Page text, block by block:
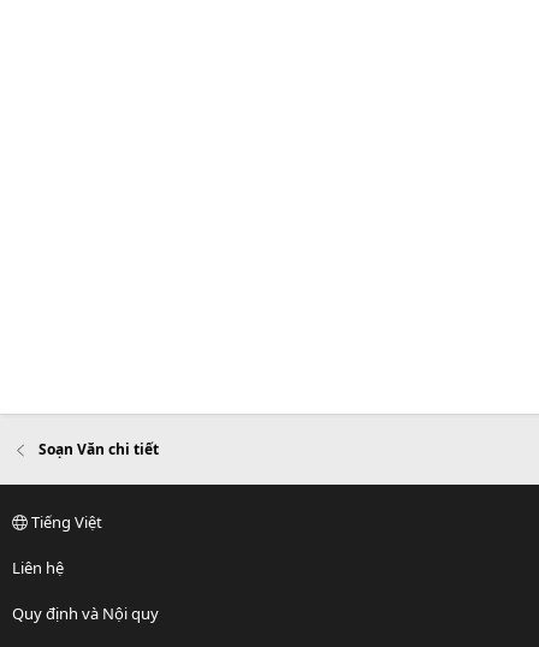
Soạn Văn chi tiết
Tiếng Việt
Liên hệ
Quy định và Nội quy